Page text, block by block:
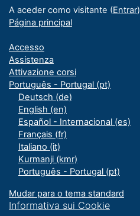
A aceder como visitante (Entrar)
Página principal
Accesso
Assistenza
Attivazione corsi
Português - Portugal ‎(pt)‎
Deutsch ‎(de)‎
English ‎(en)‎
Español - Internacional ‎(es)‎
Français ‎(fr)‎
Italiano ‎(it)‎
Kurmanji ‎(kmr)‎
Português - Portugal ‎(pt)‎
Mudar para o tema standard
Informativa sui Cookie